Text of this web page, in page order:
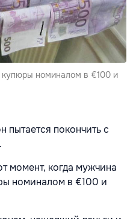
номиналом в €100 и
пытается покончить с
момент, когда мужчина
номиналом в €100 и